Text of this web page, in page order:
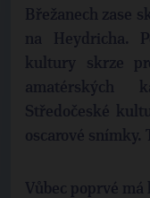
Břežanech zase
na Heydricha.
kultury skrze
amatérských
Středočeské
oscarové snímky.
Vůbec poprvé